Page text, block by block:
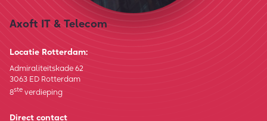
Axoft IT & Telecom
Locatie Rotterdam:
Admiraliteitskade 62
3063 ED Rotterdam
8ste verdieping
Direct contact